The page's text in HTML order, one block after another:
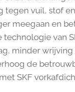
tegen vuil, stof
meegaan en
technologie van
minder wrijving
de
SKF